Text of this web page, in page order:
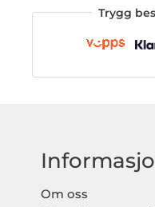
Trygg
Om oss